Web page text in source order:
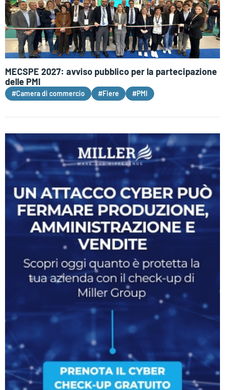
MECSPE 2027: avviso pubblico per la partecipazione
delle PMI
#Camera di commercio #Fiere #PMI